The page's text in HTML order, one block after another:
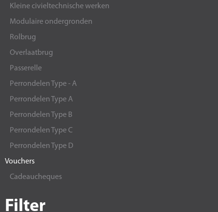
Kleine civieltechnische werken
Modulaire ondergronden
Rolbrug
Overlaatbrug
Passerelle
Perrondelen Type - A
Perrondelen Type A
Perrondelen Type B
Perrondelen Type C
Perrondelen Type D
Vouchers
Cadeaucheques
Filter